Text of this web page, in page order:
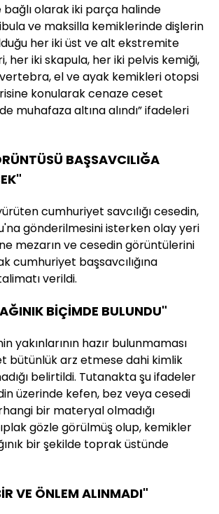
bağlı olarak iki parça halinde
ve maksilla kemiklerinde dişlerin
her iki üst ve alt ekstremite
her iki skapula, her iki pelvis kemiği,
el ve ayak kemikleri otopsi
konularak cenaze ceset
muhafaza altına alındı” ifadeleri
BAŞSAVCILIĞA
cumhuriyet savcılığı cesedin,
gönderilmesini isterken olay yeri
mezarın ve cesedin görüntülerini
cumhuriyet başsavcılığına
verildi.
BİÇİMDE BULUNDU"
yakınlarının hazır bulunmaması
bütünlük arz etmese dahi kimlik
belirtildi. Tutanakta şu ifadeler
üzerinde kefen, bez veya cesedi
bir materyal olmadığı
gözle görülmüş olup, kemikler
bir şekilde toprak üstünde
VE ÖNLEM ALINMADI"